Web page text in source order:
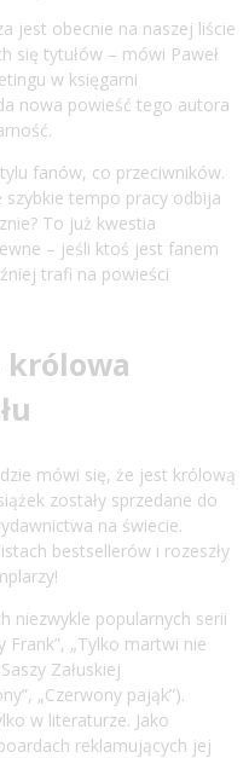
jest obecnie na naszej liście
się tytułów – mówi Paweł
w księgarni
nowa powieść tego autora
fanów, co przeciwników.
tempo pracy odbija
To już kwestia
– jeśli ktoś jest fanem
trafi na powieści
królowa
mówi się, że jest królową
zostały sprzedane do
na świecie.
bestsellerów i rozeszły
niezwykle popularnych serii
Frank”, „Tylko martwi nie
Załuskiej
„Czerwony pająk”).
w literaturze. Jako
reklamujących jej